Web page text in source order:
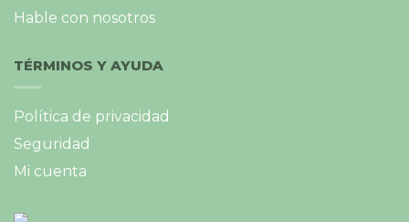
Hable con nosotros
TÉRMINOS Y AYUDA
Política de privacidad
Seguridad
Mi cuenta